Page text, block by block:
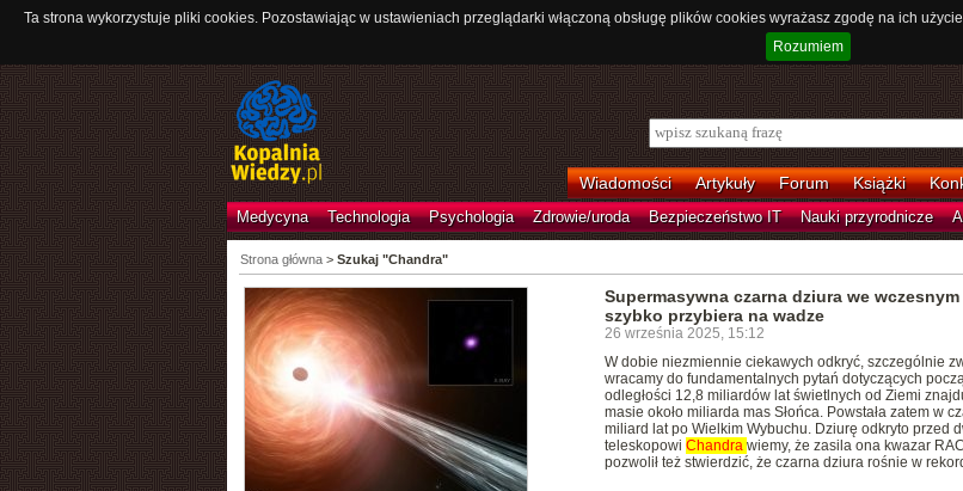
Ta strona wykorzystuje pliki cookies. Pozostawiając w ustawieniach przeglądarki włączoną obsługę plików cookies wyrażasz zgodę na ich
Rozumiem
Wiadomości Artykuły Forum Książki
Medycyna Technologia Psychologia Zdrowie/uroda Bezpieczeństwo IT Nauki przyrodnicze
Strona główna> Szukaj "Chandra"
Supermasywna czarna dziura we
szybko przybiera na wadze
26 września 2025, 15:12
W dobie niezmiennie ciekawych odkryć, szczególnie
wracamy do fundamentalnych pytań dotyczących
odległości 12,8 miliardów lat świetlnych od Ziemi
masie około miliarda mas Słońca. Powstała zatem w
miliard lat po Wielkim Wybuchu. Dziurę odkryto przed
teleskopowi Chandra wiemy, że zasila ona kwazar
pozwolił też stwierdzić, że czarna dziura rośnie w